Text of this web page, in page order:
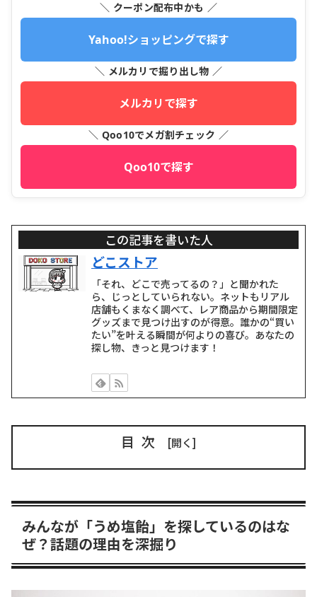
＼ クーポン配布中かも ／
Yahoo!ショッピングで探す
＼ メルカリで掘り出し物 ／
メルカリで探す
＼ Qoo10でメガ割チェック ／
Qoo10で探す
この記事を書いた人
どこストア
「それ、どこで売ってるの？」と聞かれた
ら、じっとしていられない。ネットもリアル
店舗もくまなく調べて、レア商品から期間限定
グッズまで見つけ出すのが得意。誰かの“買い
たい”を叶える瞬間が何よりの喜び。あなたの
探し物、きっと見つけます！
目次
みんなが「うめ塩飴」を探しているのはな
ぜ？話題の理由を深掘り